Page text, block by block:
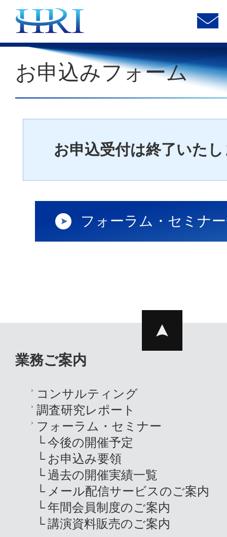
お申込みフォーム
お申込受付は終了いた
フォーラム・セミナ
業務ご案内
コンサルティング
調査研究レポート
フォーラム・セミナー
今後の開催予定
お申込み要領
過去の開催実績一覧
メール配信サービスのご案内
年間会員制度のご案内
講演資料販売のご案内